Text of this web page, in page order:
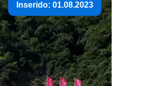
Inserido: 01.08.2023